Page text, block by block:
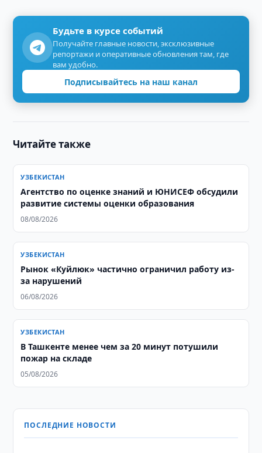
Будьте в курсе событий
Получайте главные новости, эксклюзивные
репортажи и оперативные обновления там, где
вам удобно.
Подписывайтесь на наш канал
Читайте также
УЗБЕКИСТАН
Агентство по оценке знаний и ЮНИСЕФ обсудили
развитие системы оценки образования
08/08/2026
УЗБЕКИСТАН
Рынок «Куйлюк» частично ограничил работу из-
за нарушений
06/08/2026
УЗБЕКИСТАН
В Ташкенте менее чем за 20 минут потушили
пожар на складе
05/08/2026
ПОСЛЕДНИЕ НОВОСТИ